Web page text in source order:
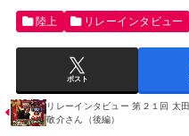
陸上 リレーインタビュー
ポスト
リレーインタビュー 第２１回 太田
敬介さん（後編）